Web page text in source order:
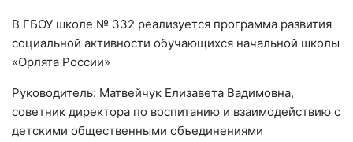
В ГБОУ школе № 332 реализуется программа развития
социальной активности обучающихся начальной школы
«Орлята России»
Руководитель: Матвейчук Елизавета Вадимовна,
советник директора по воспитанию и взаимодействию с
детскими общественными объединениями